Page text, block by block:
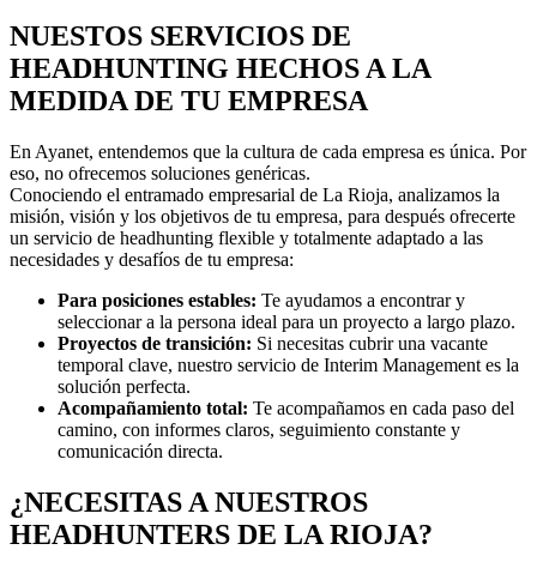
NUESTOS SERVICIOS DE
HEADHUNTING HECHOS A LA
MEDIDA DE TU EMPRESA
En Ayanet, entendemos que la cultura de cada empresa es única. Por
eso, no ofrecemos soluciones genéricas.
Conociendo el entramado empresarial de La Rioja, analizamos la
misión, visión y los objetivos de tu empresa, para después ofrecerte
un servicio de headhunting flexible y totalmente adaptado a las
necesidades y desafíos de tu empresa:
Para posiciones estables: Te ayudamos a encontrar y
seleccionar a la persona ideal para un proyecto a largo plazo.
Proyectos de transición: Si necesitas cubrir una vacante
temporal clave, nuestro servicio de Interim Management es la
solución perfecta.
Acompañamiento total: Te acompañamos en cada paso del
camino, con informes claros, seguimiento constante y
comunicación directa.
¿NECESITAS A NUESTROS
HEADHUNTERS DE LA RIOJA?